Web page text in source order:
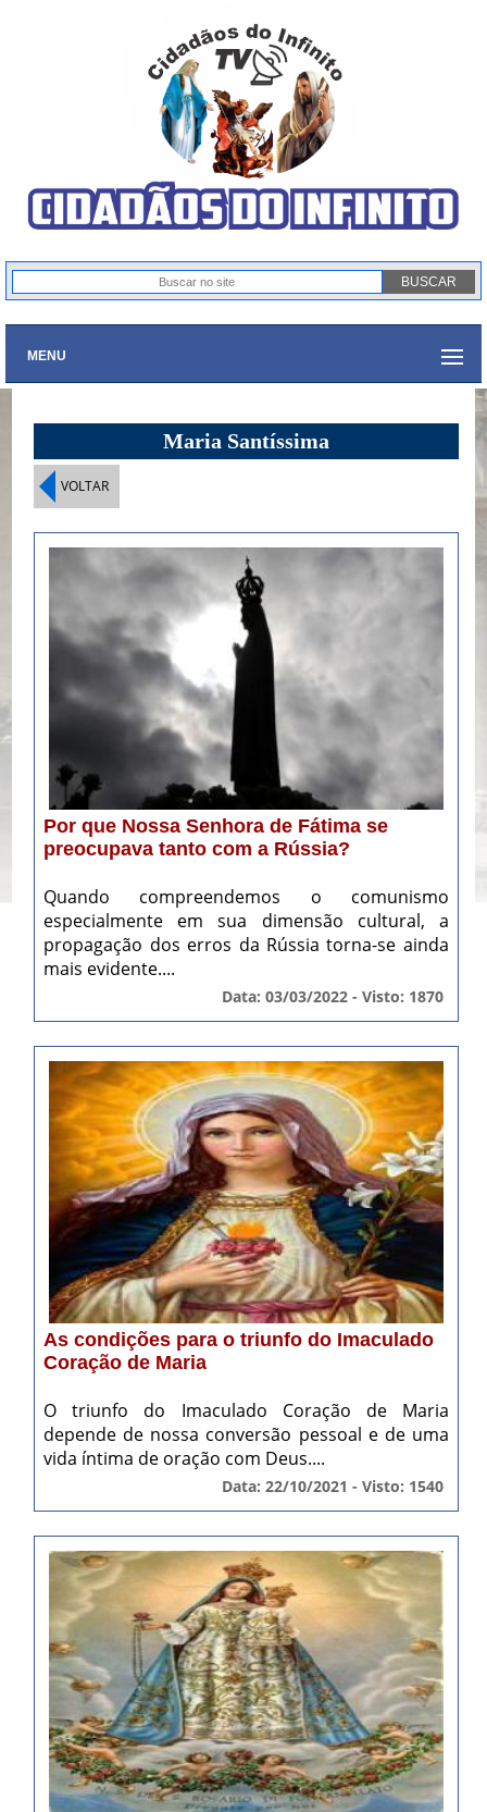
MENU
Maria Santíssima
VOLTAR
Por que Nossa Senhora de Fátima se
preocupava tanto com a Rússia?
Quando compreendemos o comunismo
especialmente em sua dimensão cultural, a
propagação dos erros da Rússia torna-se ainda
mais evidente....
Data: 03/03/2022 - Visto: 1870
As condições para o triunfo do Imaculado
Coração de Maria
O triunfo do Imaculado Coração de Maria
depende de nossa conversão pessoal e de uma
vida íntima de oração com Deus....
Data: 22/10/2021 - Visto: 1540